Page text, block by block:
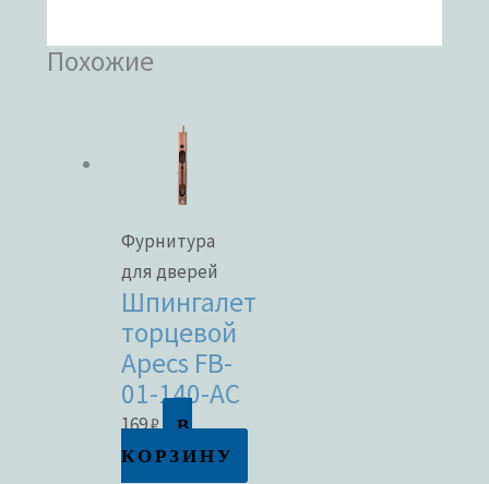
Похожие
Фурнитура
для дверей
Шпингалет
торцевой
Apecs FB-
01-140-AC
169₽
В
КОРЗИНУ